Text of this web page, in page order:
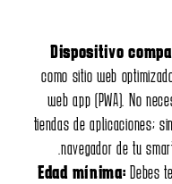
como sitio web
web app
tiendas de
navegador
Edad